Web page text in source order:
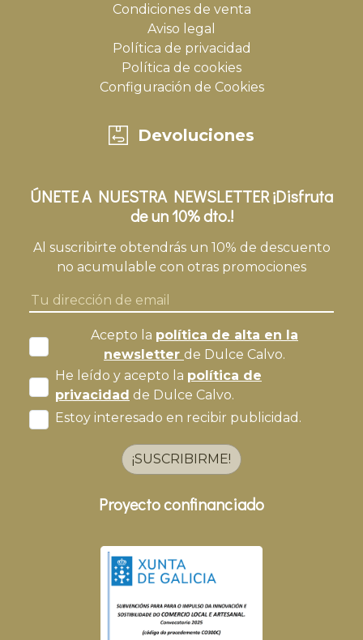
Condiciones de venta
Aviso legal
Política de privacidad
Política de cookies
Configuración de Cookies
Devoluciones
ÚNETE A NUESTRA NEWSLETTER ¡Disfruta
de un 10% dto.!
Al suscribirte obtendrás un 10% de descuento
no acumulable con otras promociones
Acepto la política de alta en la
newsletter de Dulce Calvo.
He leído y acepto la política de
privacidad de Dulce Calvo.
Estoy interesado en recibir publicidad.
¡SUSCRIBIRME!
Proyecto confinanciado